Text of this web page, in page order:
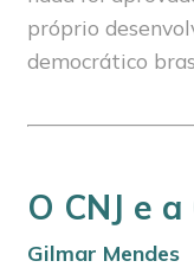
próprio
democrático
O CNJ e
Gilmar Mendes